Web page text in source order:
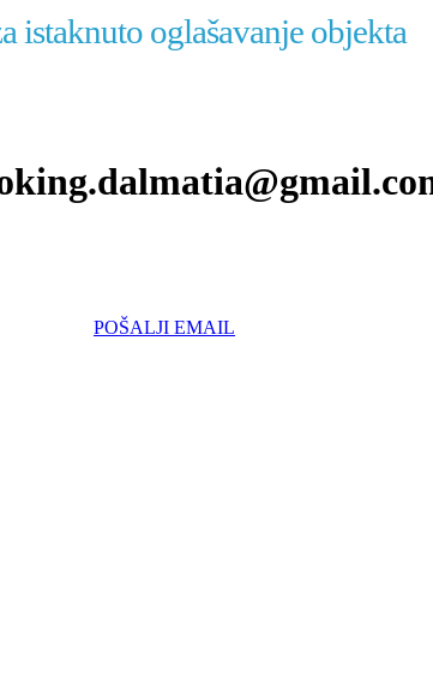
istaknuto oglašavanje objekta
POŠALJI EMAIL